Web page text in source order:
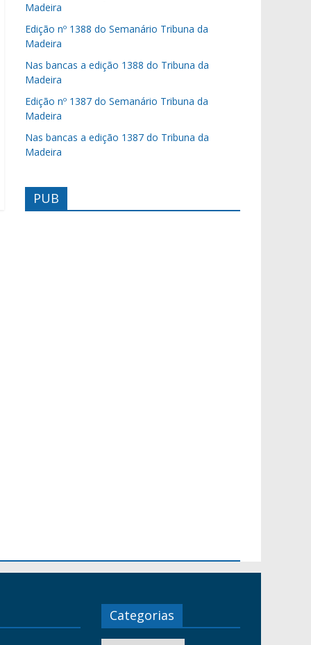
Madeira
Edição nº 1388 do Semanário Tribuna da
Madeira
Nas bancas a edição 1388 do Tribuna da
Madeira
Edição nº 1387 do Semanário Tribuna da
Madeira
Nas bancas a edição 1387 do Tribuna da
Madeira
PUB
Categorias